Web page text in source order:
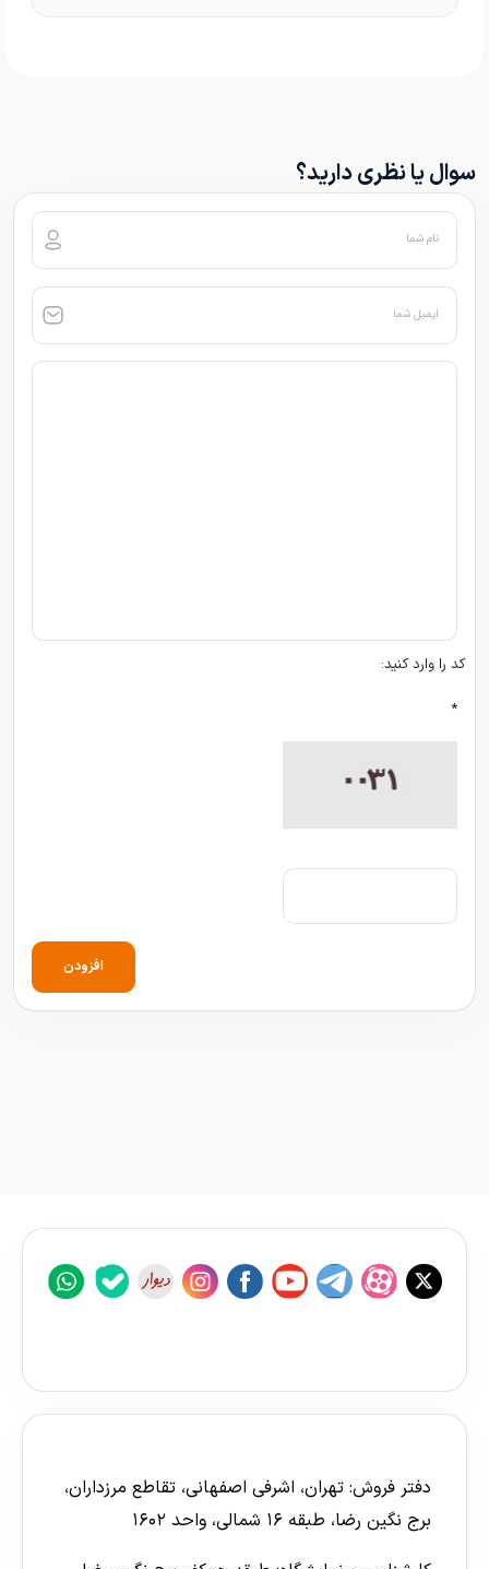
سوال یا نظری دارید؟
نام شما
ایمیل شما
کد را وارد کنید:
*
افزودن
دفتر فروش: تهران، اشرفی اصفهانی، تقاطع مرزداران،
برج نگین رضا، طبقه ۱۶ شمالی، واحد ۱۶۰۲